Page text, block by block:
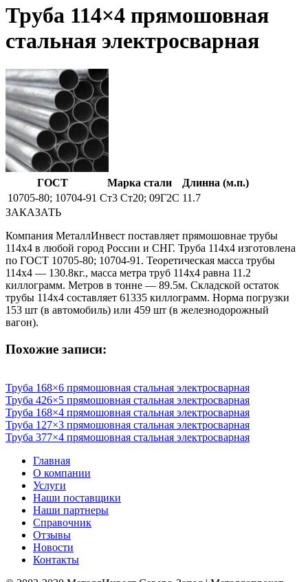
Труба 114×4 прямошовная
стальная электросварная
ГОСТ Марка стали
Длинна (м.п.)
10705-80; 10704-91 Ст3 Ст20; 09Г2С 11.7
ЗАКАЗАТЬ
Компания МеталлИнвест поставляет прямошовнае трубы
114х4 в любой город России и СНГ. Труба 114х4 изготовлена
по ГОСТ 10705-80; 10704-91. Теоретическая масса трубы
114х4 — 130.8кг., масса метра труб 114х4 равна 11.2
киллограмм. Метров в тонне — 89.5м. Складской остаток
трубы 114х4 составляет 61335 киллограмм. Норма погрузки
153 шт (в автомобиль) или 459 шт (в железнодорожный
вагон).
Похожие записи:
Труба 168×6 прямошовная стальная электросварная
Труба 426×5 прямошовная стальная электросварная
Труба 168×4 прямошовная стальная электросварная
Труба 127×3 прямошовная стальная электросварная
Труба 377×4 прямошовная стальная электросварная
Главная
О компании
Услуги
Наши поставщики
Наши партнеры
Справочник
Отзывы
Новости
Контакты